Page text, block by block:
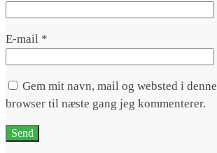
E-mail *
Gem mit navn, mail og websted i denne
browser til næste gang jeg kommenterer.